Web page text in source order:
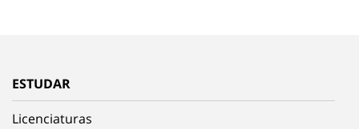
ESTUDAR
Licenciaturas